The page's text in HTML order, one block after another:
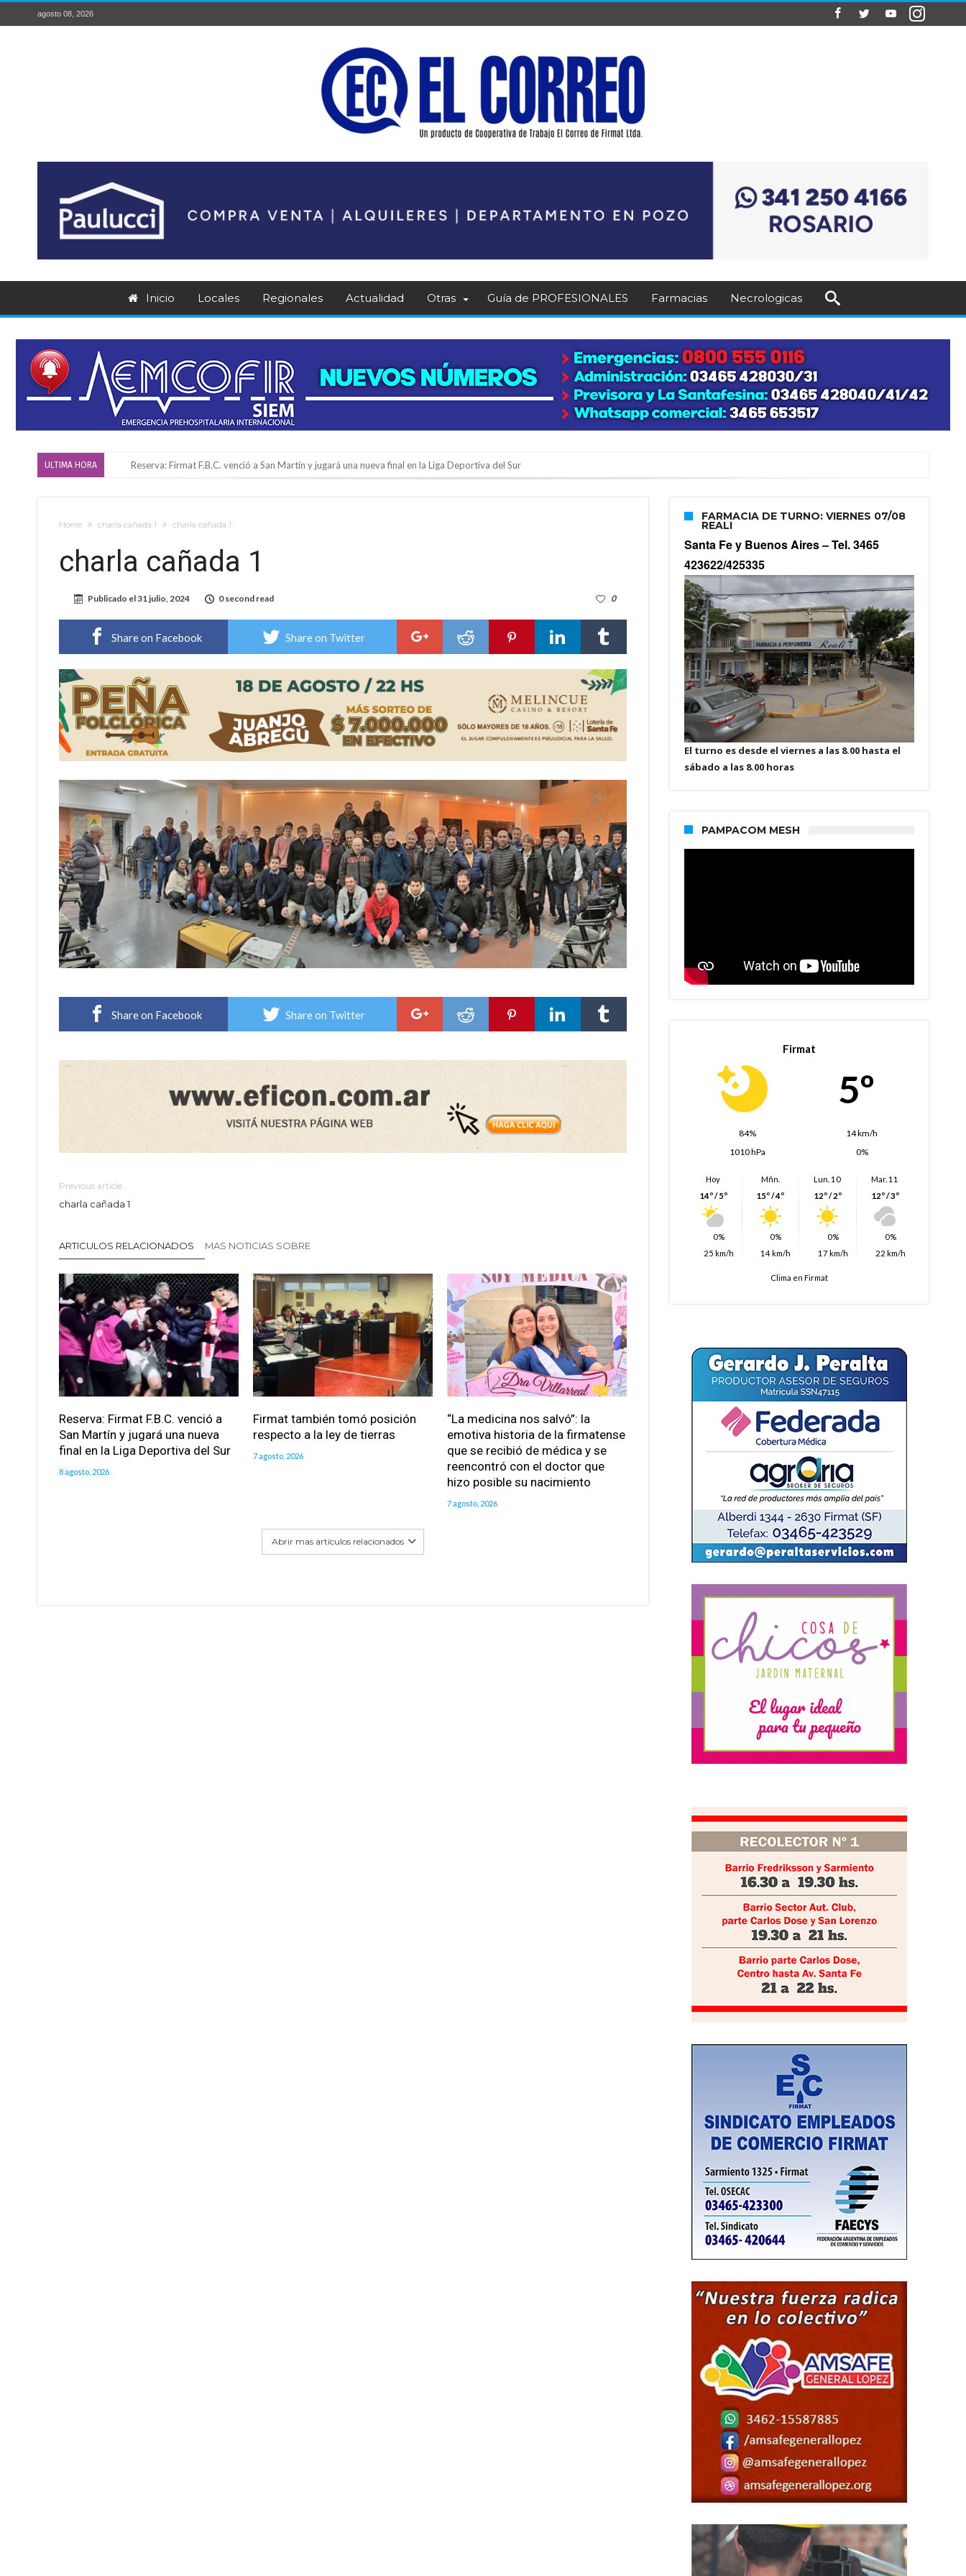
agosto 08, 2026
Inicio Locales Regionales Actualidad Otras Guía de PROFESIONALES Farmacias Necrologicas
ULTIMA HORA Firmat también tomó posición respecto a la ley de tierras
Firmat: avanza la investigación de dos empleadas del Juzgado de Faltas por presuntas irregularidades
Colecta solidaria de juguetes en Firmat para el EPI y el Hospital Vilela
Vuelve el básquet: este viernes arranca el Clausura con agenda confirmada y planteles renovados
Home charla cañada 1 charla cañada 1
charla cañada 1
Publicado el31 julio, 2024 0 second read 0
Share on Facebook Share on Twitter
Share on Facebook Share on Twitter
Previous article
charla cañada 1
ARTICULOS RELACIONADOS MAS NOTICIAS SOBRE
Reserva: Firmat F.B.C. venció a
San Martín y jugará una nueva
final en la Liga Deportiva del Sur
8 agosto, 2026
Firmat también tomó posición
respecto a la ley de tierras
7 agosto, 2026
“La medicina nos salvó”: la
emotiva historia de la firmatense
que se recibió de médica y se
reencontró con el doctor que
hizo posible su nacimiento
7 agosto, 2026
Abrir mas artículos relacionados
FARMACIA DE TURNO: VIERNES 07/08
REALI
Santa Fe y Buenos Aires –Tel. 3465
423622/425335
El turno es desde el viernes a las 8.00 hasta el
sábado a las 8.00 horas
PAMPACOM MESH
Firmat
5º
84%
14 km/h
1010 hPa
0%
Hoy
14º / 5º
0%
25 km/h
Mñn.
15º / 4º
0%
14 km/h
Lun. 10
12º / 2º
0%
17 km/h
Mar. 11
12º / 3º
0%
22 km/h
Clima en Firmat